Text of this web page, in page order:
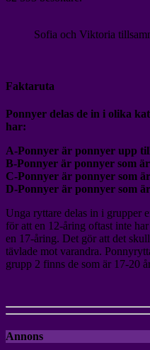
Sofia och Viktoria
Faktaruta
Ponnyer delas de in i olika
har:
A-Ponnyer är ponnyer upp
B-Ponnyer är ponnyer som
C-Ponnyer är ponnyer som
D-Ponnyer är ponnyer som
Unga ryttare delas in i grupper
för att en 12-åring oftast inte
en 17-åring. Det gör att det
tävlade mot varandra.
grupp 2 finns de som är 17-20
Annons